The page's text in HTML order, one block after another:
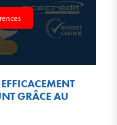
GRÂCE AU